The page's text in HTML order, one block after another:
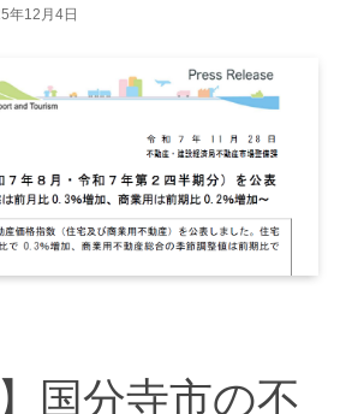
年12月4日
国分寺市の不